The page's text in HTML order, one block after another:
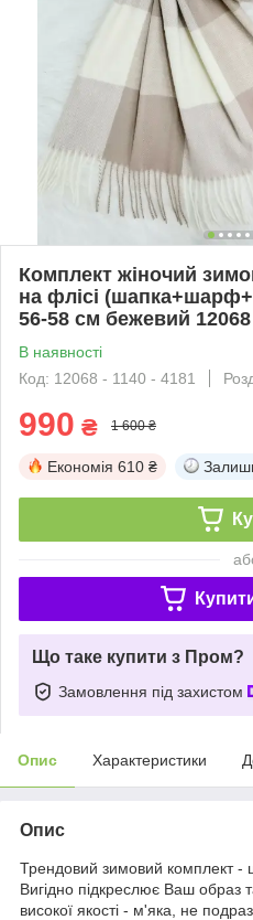
Комплект жіночий
на флісі
56-58 см бежевий 12068
В наявності
Код: 12068 - 1140 - 4181
990 ₴ 1 600 ₴
Економія 610 ₴
Що таке купити з Пром?
Замовлення під захистом
Опис Характеристики
Опис
Трендовий зимовий комплект -
Вигідно підкреслює Ваш образ
високої якості - м'яка, не